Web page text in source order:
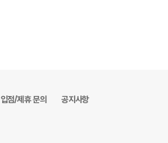
입점/제휴 문의 공지사항